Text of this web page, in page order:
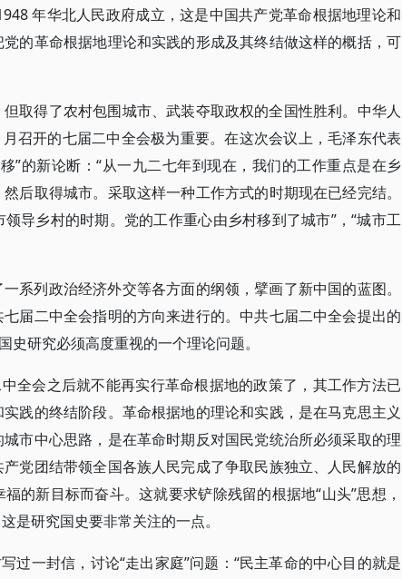
年华北人民政府成立，这是中国共产党革命根据地理论和
的革命根据地理论和实践的形成及其终结做这样的概括，可
取得了农村包围城市、武装夺取政权的全国性胜利。中华人
召开的七届二中全会极为重要。在这次会议上，毛泽东代表
”的新论断：“从一九二七年到现在，我们的工作重点是在乡
后取得城市。采取这样一种工作方式的时期现在已经完结。
导乡村的时期。党的工作重心由乡村移到了城市”，“城市工
系列政治经济外交等各方面的纲领，擘画了新中国的蓝图。
届二中全会指明的方向来进行的。中共七届二中全会提出的
史研究必须高度重视的一个理论问题。
全会之后就不能再实行革命根据地的政策了，其工作方法已
践的终结阶段。革命根据地的理论和实践，是在马克思主义
市中心思路，是在革命时期反对国民党统治所必须采取的理
党团结带领全国各族人民完成了争取民族独立、人民解放的
的新目标而奋斗。这就要求铲除残留的根据地“山头”思想，
是研究国史要非常关注的一点。
过一封信，讨论“走出家庭”问题：“民主革命的中心目的就是